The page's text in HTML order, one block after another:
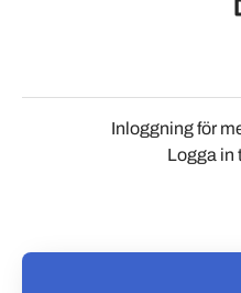
Inloggning för
Logga in